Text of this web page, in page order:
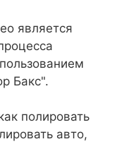
является
Бакс".
полировать
авто,